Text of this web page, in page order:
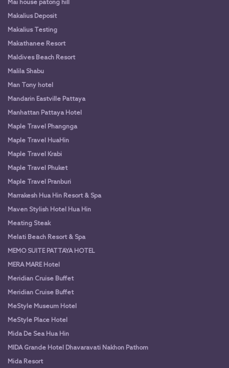
Mai house patong hill
Makalius Deposit
Makalius Testing
Makathanee Resort
Maldives Beach Resort
Malila Shabu
Man Tony hotel
Mandarin Eastville Pattaya
Manhattan Pattaya Hotel
Maple Travel Phangnga
Maple Travel HuaHin
Maple Travel Krabi
Maple Travel Phuket
Maple Travel Pranburi
Marrakesh Hua Hin Resort & Spa
Maven Stylish Hotel Hua Hin
Meating Steak
Melati Beach Resort & Spa
MEMO SUITE PATTAYA HOTEL
MERA MARE Hotel
Meridian Cruise Buffet
Meridian Cruise Buffet
MeStyle Museum Hotel
MeStyle Place Hotel
Mida De Sea Hua Hin
MIDA Grande Hotel Dhavaravati Nakhon Pathom
Mida Resort